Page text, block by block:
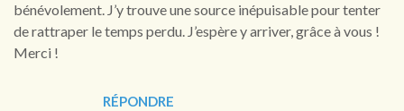
bénévolement. J’y trouve une source inépuisable pour tenter
de rattraper le temps perdu. J’espère y arriver, grâce à vous !
Merci !
RÉPONDRE